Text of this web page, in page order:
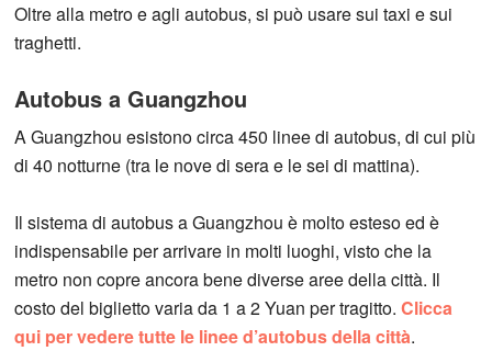
Oltre alla metro e agli autobus, si può usare sui taxi e sui
traghetti.
Autobus a Guangzhou
A Guangzhou esistono circa 450 linee di autobus, di cui più
di 40 notturne (tra le nove di sera e le sei di mattina).
Il sistema di autobus a Guangzhou è molto esteso ed è
indispensabile per arrivare in molti luoghi, visto che la
metro non copre ancora bene diverse aree della città. Il
costo del biglietto varia da 1 a 2 Yuan per tragitto.Clicca
qui per vedere tutte le linee d’autobus della città.